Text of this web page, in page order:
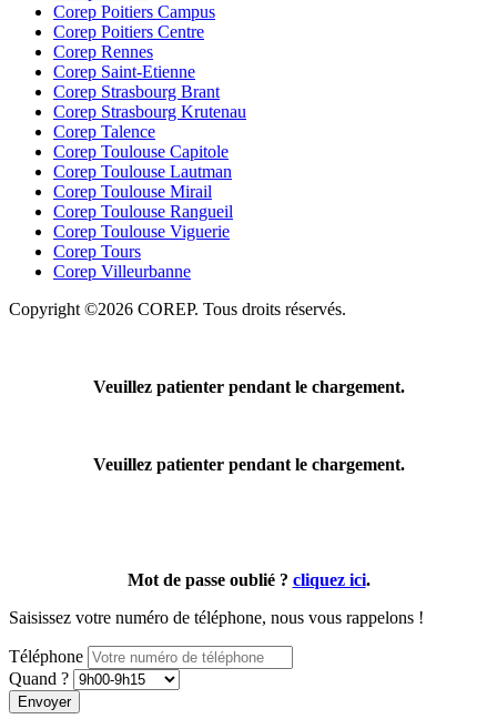
Corep Poitiers Campus
Corep Poitiers Centre
Corep Rennes
Corep Saint-Etienne
Corep Strasbourg Brant
Corep Strasbourg Krutenau
Corep Talence
Corep Toulouse Capitole
Corep Toulouse Lautman
Corep Toulouse Mirail
Corep Toulouse Rangueil
Corep Toulouse Viguerie
Corep Tours
Corep Villeurbanne
Copyright ©2026 COREP. Tous droits réservés.
Veuillez patienter pendant le chargement.
Veuillez patienter pendant le chargement.
Mot de passe oublié ? cliquez ici.
Saisissez votre numéro de téléphone, nous vous rappelons !
Téléphone
Quand ?
Envoyer